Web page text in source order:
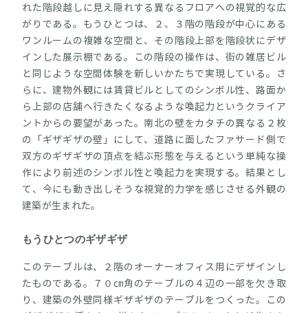
れた階段越しに見え隠れする異なるフロアへの視覚的な広
がりである。もうひとつは、２、３階の階段が中心にある
ワンルームの複雑な空間と、その階段上部を階段状にデザ
インした展示棚である。この階段の操作は、街の雑居ビル
と同じような空間体験を新しいかたちで実現している。さ
らに、建物外観には賃貸ビルとしてのシンボル性、路面か
ら上部の店舗へ行きたくなるような喚起力というクライア
ントからの要望があった。南北の壁をカタチの異なる２枚
の「ギザギザの壁」にして、道路に面したファサード側で
双方のギザギザの頂点を結ぶ形態を与えるという単純な操
作により前述のシンボル性と喚起力を実現する。結果とし
て、今にも動き出しそうな視覚的力学を感じさせる外観の
建築が生まれた。
もうひとつのギザギザ
このテーブルは、２階のオーナーオフィス用にデザインし
たものである。７０㎝角のテーブルの４辺の一部を欠き取
り、建築の外壁同様ギザギザのテーブルをつくった。この